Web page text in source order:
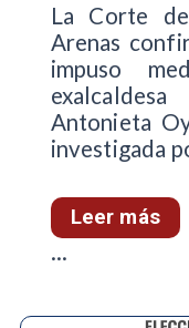
La Corte
Arenas
impuso
Antonieta
investigada
Leer más
...